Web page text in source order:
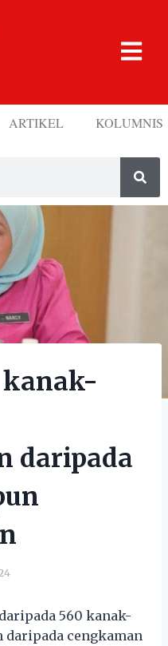
ARTIKEL KOLUMNIS
daripada
560 kanak-
cengkaman